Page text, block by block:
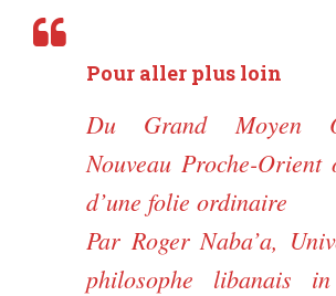
Pour aller plus loin
Du Grand Moyen
Nouveau Proche-Orient
d’une folie ordinaire
Par Roger Naba’a,
philosophe libanais